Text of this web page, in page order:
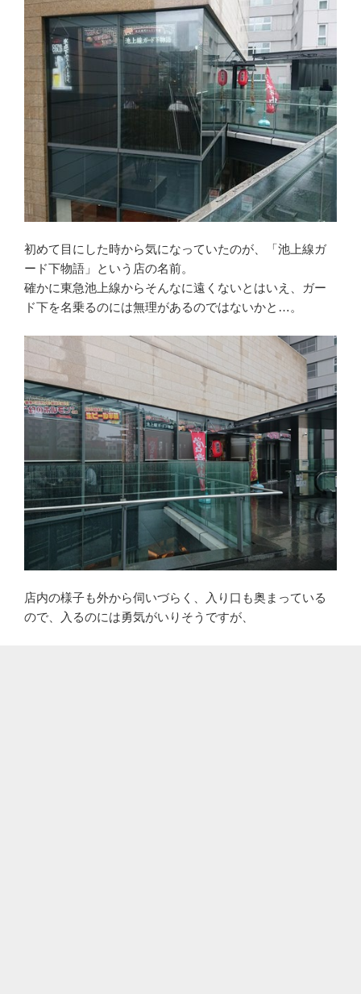
初めて目にした時から気になっていたのが、「池上線ガ
ード下物語」という店の名前。
確かに東急池上線からそんなに遠くないとはいえ、ガー
ド下を名乗るのには無理があるのではないかと…。
店内の様子も外から伺いづらく、入り口も奥まっている
ので、入るのには勇気がいりそうですが、